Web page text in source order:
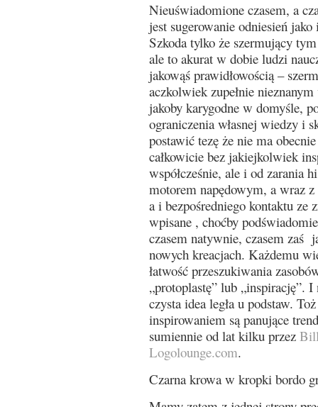
Nieuświadomione czasem, a
jest sugerowanie odniesień
Szkoda tylko że szermujący
ale to akurat w dobie ludzi
jakowąś prawidłowością –
aczkolwiek zupełnie
jakoby karygodne w domyśle,
ograniczenia własnej wiedzy i
postawić tezę że nie ma
całkowicie bez jakiejkolwiek
współcześnie, ale i od zarania
motorem napędowym, a wraz
a i bezpośredniego kontaktu ze
wpisane , choćby
czasem natywnie, czasem zaś
nowych kreacjach. Każdemu
łatwość przeszukiwania
„protoplastę” lub „inspirację”.
czysta idea legła u podstaw.
inspirowaniem są panujące
sumiennie od lat kilku przez
Logolounge.com.
Czarna krowa w kropki bordo